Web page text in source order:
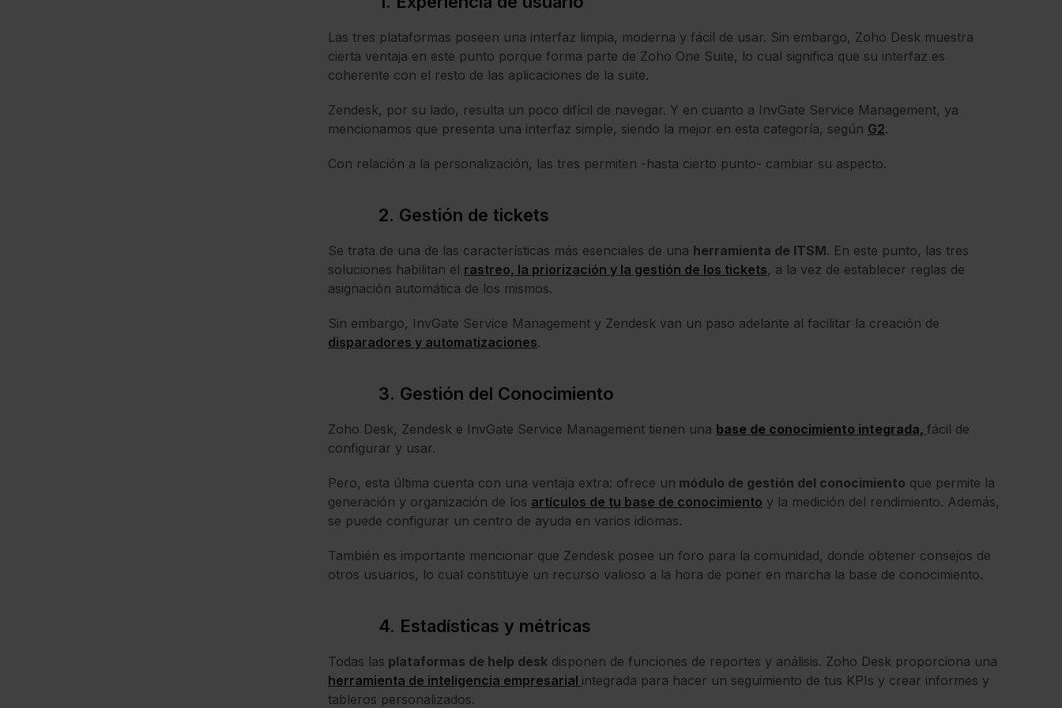
Las tres plataformas poseen una interfaz limpia, moderna y fácil de usar. Sin embargo, Zoho Desk muestra
cierta ventaja en este punto porque forma parte de Zoho One Suite, lo cual significa que su interfaz es
coherente con el resto de las aplicaciones de la suite.
Zendesk, por su lado, resulta un poco difícil de navegar. Y en cuanto a InvGate Service Management, ya
mencionamos que presenta una interfaz simple, siendo la mejor en esta categoría, según G2.
Con relación a la personalización, las tres permiten -hasta cierto punto- cambiar su aspecto.
2. Gestión de tickets
Se trata de una de las características más esenciales de una herramienta de ITSM. En este punto, las tres
soluciones habilitan el rastreo, la priorización y la gestión de los tickets, a la vez de establecer reglas de
asignación automática de los mismos.
Sin embargo, InvGate Service Management y Zendesk van un paso adelante al facilitar la creación de
disparadores y automatizaciones.
3. Gestión del Conocimiento
Zoho Desk, Zendesk e InvGate Service Management tienen una base de conocimiento integrada, fácil de
configurar y usar.
Pero, esta última cuenta con una ventaja extra: ofrece un módulo de gestión del conocimiento que permite la
generación y organización de los artículos de tu base de conocimiento y la medición del rendimiento. Además,
se puede configurar un centro de ayuda en varios idiomas.
También es importante mencionar que Zendesk posee un foro para la comunidad, donde obtener consejos de
otros usuarios, lo cual constituye un recurso valioso a la hora de poner en marcha la base de conocimiento.
4. Estadísticas y métricas
Todas las plataformas de help desk disponen de funciones de reportes y análisis. Zoho Desk proporciona una
herramienta de inteligencia empresarial integrada para hacer un seguimiento de tus KPIs y crear informes y
tableros personalizados.